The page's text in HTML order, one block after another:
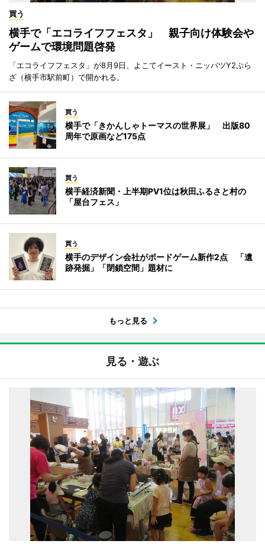
買う
横手で「エコライフフェスタ」 親子向け体験会や
ゲームで環境問題啓発
「エコライフフェスタ」が8月9日、よこてイースト・ニッパツY2ぷら
ざ（横手市駅前町）で開かれる。
買う
横手で「きかんしゃトーマスの世界展」 出版80
周年で原画など175点
買う
横手経済新聞・上半期PV1位は秋田ふるさと村の
「屋台フェス」
買う
横手のデザイン会社がボードゲーム新作2点 「遺
跡発掘」「閉鎖空間」題材に
もっと見る
見る・遊ぶ